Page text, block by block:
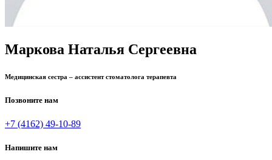
Маркова Наталья Сергеевна
Медицинская сестра – ассистент стоматолога терапевта
Позвоните нам
+7 (4162) 49-10-89
Напишите нам